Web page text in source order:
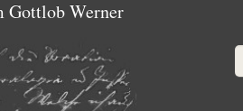
Gottlob Werner